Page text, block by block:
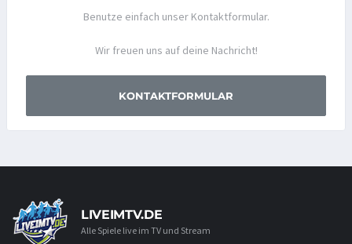
Benutze einfach unser Kontaktformular.
Wir freuen uns auf deine Nachricht!
KONTAKTFORMULAR
LIVEIMTV.DE
Alle Spiele live im TV und Stream